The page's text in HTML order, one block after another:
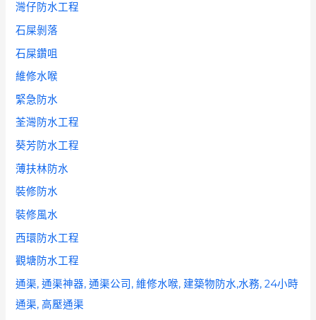
灣仔防水工程
石屎剝落
石屎鑽咀
維修水喉
緊急防水
荃灣防水工程
葵芳防水工程
薄扶林防水
裝修防水
裝修風水
西環防水工程
觀塘防水工程
通渠, 通渠神器, 通渠公司, 維修水喉, 建築物防水,水務, 24小時
通渠, 高壓通渠